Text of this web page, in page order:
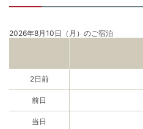
2026年8月10日（月）のご宿泊
2日前
前日
当日